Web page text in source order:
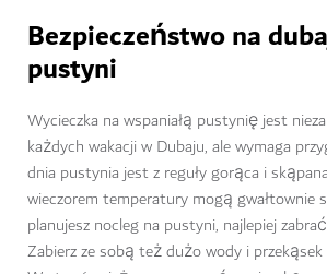
Bezpieczeństwo na
pustyni
Wycieczka na wspaniałą pustynię jest
każdych wakacji w Dubaju, ale wymaga
dnia pustynia jest z reguły gorąca i
wieczorem temperatury mogą gwałtownie
planujesz nocleg na pustyni, najlepiej
Zabierz ze sobą też dużo wody i